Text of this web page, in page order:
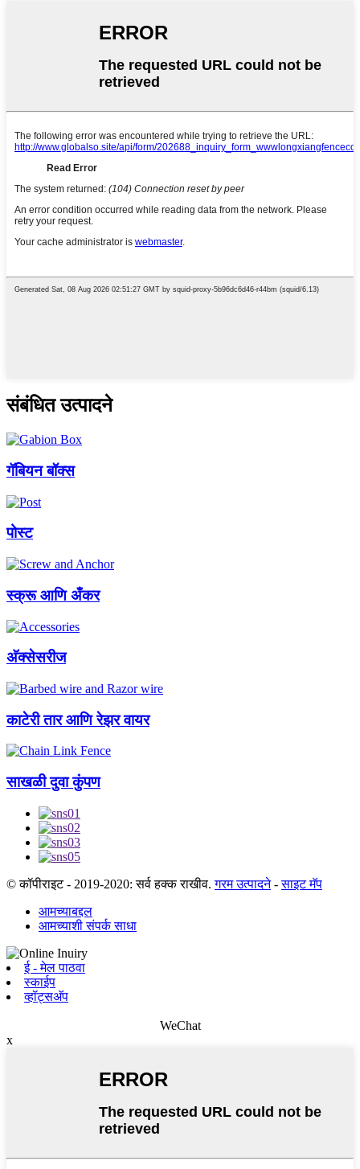
संबंधित उत्पादने
गॅबियन बॉक्स
पोस्ट
स्क्रू आणि अँकर
अ‍ॅक्सेसरीज
काटेरी तार आणि रेझर वायर
साखळी दुवा कुंपण
© कॉपीराइट - 2019-2020: सर्व हक्क राखीव.गरम उत्पादने-साइट मॅप
आमच्याबद्दल
आमच्याशी संपर्क साधा
ई - मेल पाठवा
स्काईप
व्हॉट्सअ‍ॅप
WeChat
x